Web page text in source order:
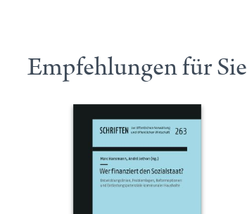
Empfehlungen für Sie